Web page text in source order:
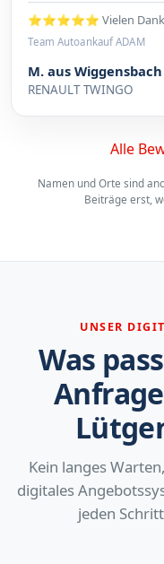
⭐⭐⭐⭐⭐ Vielen
Team Autoankauf ADAM
M. aus Wiggensbach
RENAULT TWINGO
Alle
Namen und Orte sind
Beiträge erst,
UNSER
Was
Kein langes
digitales
jeden